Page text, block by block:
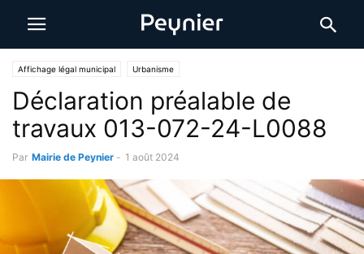
Affichage légal municipal Urbanisme
Déclaration préalable de
travaux 013-072-24-L0088
Par Mairie de Peynier - 1 août 2024